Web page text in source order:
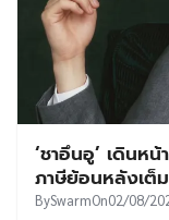
‘ชาอึนอู’ เดินห
ภาษีย้อนหลังเต็
BySwarmOn02/08/